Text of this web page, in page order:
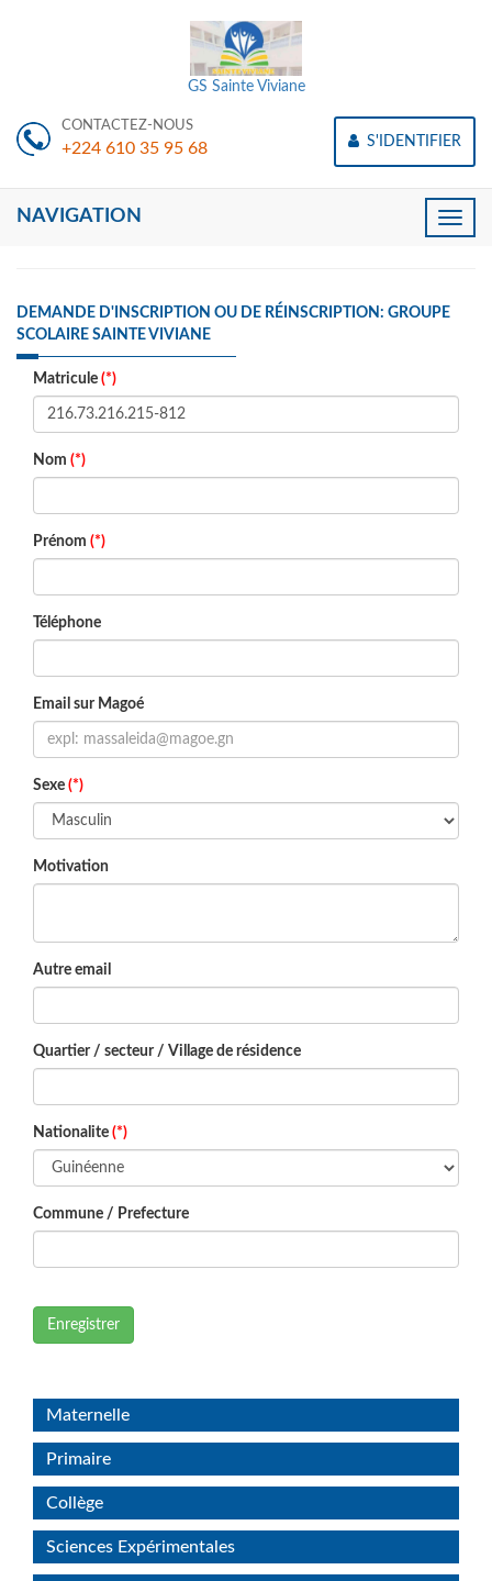
GS Sainte Viviane
CONTACTEZ-NOUS
+224 610 35 95 68 S'IDENTIFIER
Toggle
NAVIGATION
DEMANDE D'INSCRIPTION OU DE RÉINSCRIPTION: GROUPE
SCOLAIRE SAINTE VIVIANE
Matricule (*)
Nom (*)
Prénom (*)
Téléphone
Email sur Magoé
Sexe (*)
Motivation
Autre email
Quartier / secteur / Village de résidence
Nationalite (*)
Commune / Prefecture
Enregistrer
Maternelle
Primaire
Collège
Sciences Expérimentales